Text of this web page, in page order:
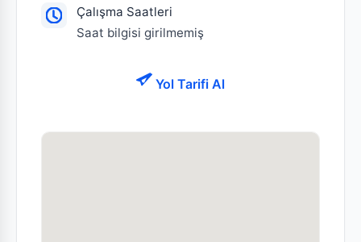
Çalışma Saatleri
Saat bilgisi girilmemiş
Yol Tarifi Al